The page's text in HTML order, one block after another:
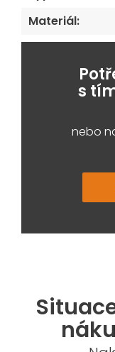
Materiál:
s
nebo